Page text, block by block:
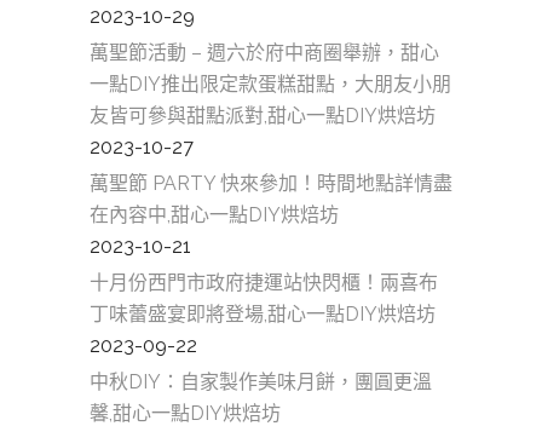
2023-10-29
萬聖節活動 – 週六於府中商圈舉辦，甜心
一點DIY推出限定款蛋糕甜點，大朋友小朋
友皆可參與甜點派對,甜心一點DIY烘焙坊
2023-10-27
萬聖節 PARTY 快來參加！時間地點詳情盡
在內容中,甜心一點DIY烘焙坊
2023-10-21
十月份西門市政府捷運站快閃櫃！兩喜布
丁味蕾盛宴即將登場,甜心一點DIY烘焙坊
2023-09-22
中秋DIY：自家製作美味月餅，團圓更溫
馨,甜心一點DIY烘焙坊